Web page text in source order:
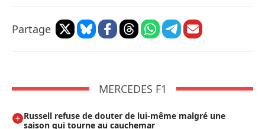
Partage
MERCEDES F1
Russell refuse de douter de lui-même malgré une
saison qui tourne au cauchemar